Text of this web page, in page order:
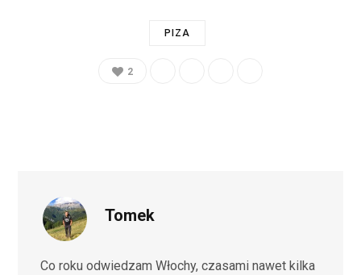
PIZA
2
Tomek
Co roku odwiedzam Włochy, czasami nawet kilka